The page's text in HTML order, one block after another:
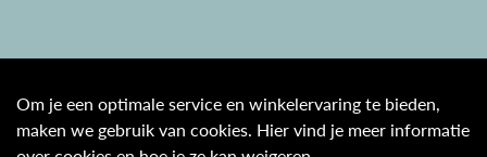
Algemene voorwaarden
Om je een optimale service en winkelervaring te bieden,
maken we gebruik van cookies. Hier vind je meer informatie